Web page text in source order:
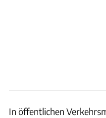
In öffentlichen